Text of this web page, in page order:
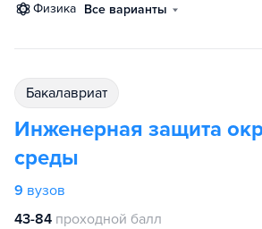
физика Все варианты
бакалавриат
Инженерная защита
среды
9 вузов
43-84 проходной балл